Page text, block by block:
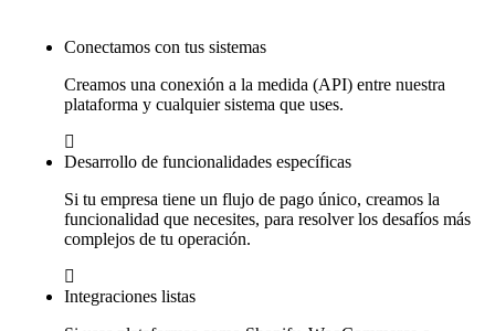
Conectamos con tus sistemas
Creamos una conexión a la medida (API) entre nuestra
plataforma y cualquier sistema que uses.
Desarrollo de funcionalidades específicas
Si tu empresa tiene un flujo de pago único, creamos la
funcionalidad que necesites, para resolver los desafíos más
complejos de tu operación.
Integraciones listas